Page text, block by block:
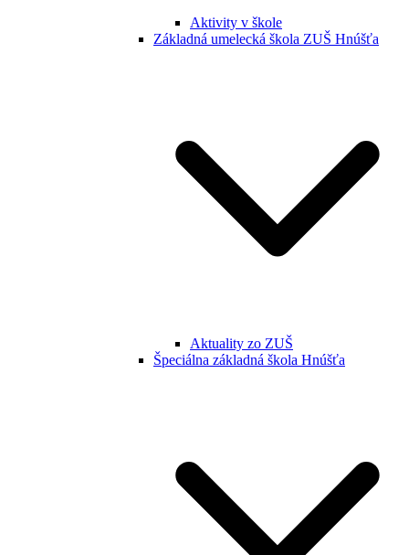
Aktivity v škole
Základná umelecká škola ZUŠ Hnúšťa
Aktuality zo ZUŠ
Špeciálna základná škola Hnúšťa